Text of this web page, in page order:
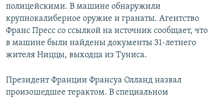
полицейскими. В машине обнаружили
крупнокалиберное оружие и гранаты. Агентство
Франс Пресс со ссылкой на источник сообщает, что
в машине были найдены документы 31-летнего
жителя Ниццы, выходца из Туниса.
Президент Франции Франсуа Олланд назвал
произошедшее терактом. В специальном